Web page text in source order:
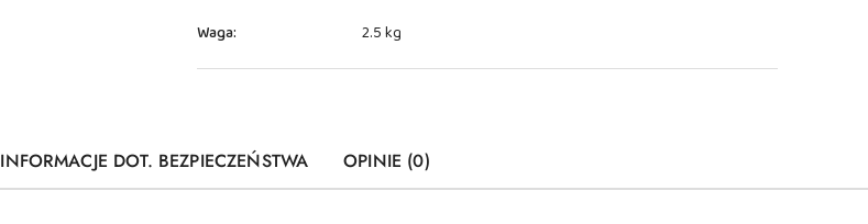
Waga: 2.5 kg
INFORMACJE DOT. BEZPIECZEŃSTWA OPINIE (0)